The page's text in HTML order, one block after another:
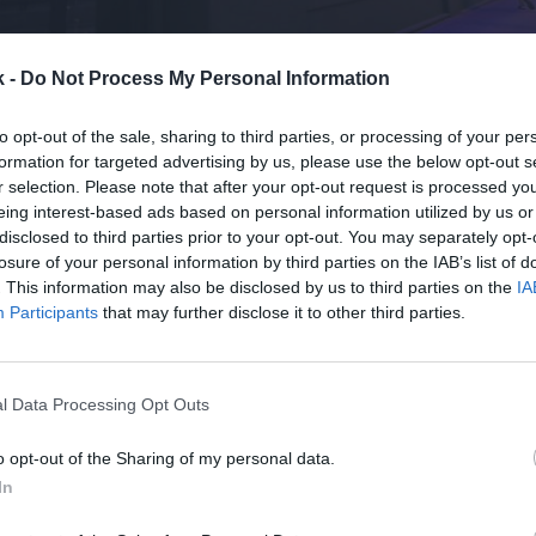
- Do Not Process My Personal Information
opt-out of the sale, sharing to third parties, or processing of your
for targeted advertising by us, please use the below opt-out
selection. Please note that after your opt-out request is processed
interest-based ads based on personal information utilized by us
to third parties prior to your opt-out. You may separately
of your personal information by third parties on the IAB’s list of
This information may also be disclosed by us to third parties on the
Participants that may further disclose it to other third parties.
Data Processing Opt Outs
opt-out of the Sharing of my personal data.
1 de diciembre de 2022
Guardar Me gusta
al millón de euros de ingresos en 2022
. La
especializada en entrenamiento funcional y de
doblar el volumen de negocio que obtuvo el año
un 7% su base de socios, que ya ha superado
un 20% entre los 36 y 45 años; un 15% superan
de un club durante el año.
ha sido posible en parte por la apertura durante
y a la incorporación